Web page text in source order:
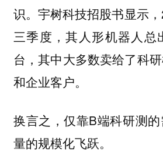
识。宇树科技招股书显示
三季度，其人形机器人总
台，其中大多数卖给了科
和企业客户。
换言之，仅靠B端科研测
量的规模化飞跃。